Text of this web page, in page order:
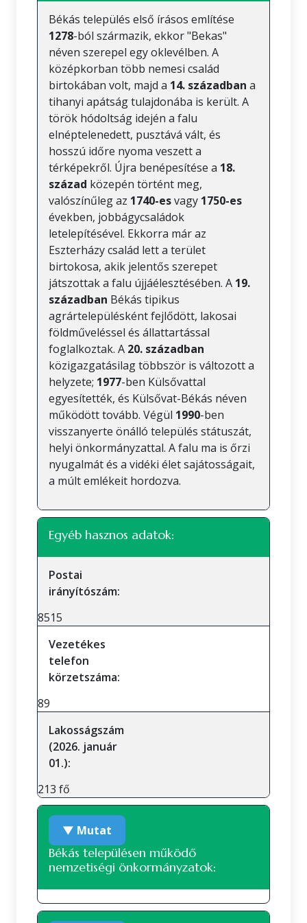
Békás település első írásos említése
1278-ból származik, ekkor "Bekas"
néven szerepel egy oklevélben. A
középkorban több nemesi család
birtokában volt, majd a 14. században a
tihanyi apátság tulajdonába is került. A
török hódoltság idején a falu
elnéptelenedett, pusztává vált, és
hosszú időre nyoma veszett a
térképekről. Újra benépesítése a 18.
század közepén történt meg,
valószínűleg az 1740-esvagy 1750-es
években, jobbágycsaládok
letelepítésével. Ekkorra már az
Eszterházy család lett a terület
birtokosa, akik jelentős szerepet
játszottak a falu újjáélesztésében. A 19.
században Békás tipikus
agrártelepülésként fejlődött, lakosai
földműveléssel és állattartással
foglalkoztak. A 20. században
közigazgatásilag többször is változott a
helyzete; 1977-ben Külsővattal
egyesítették, és Külsővat-Békás néven
működött tovább. Végül 1990-ben
visszanyerte önálló település státuszát,
helyi önkormányzattal. A falu ma is őrzi
nyugalmát és a vidéki élet sajátosságait,
a múlt emlékeit hordozva.
Egyéb hasznos adatok:
Postai
irányítószám:
8515
Vezetékes
telefon
körzetszáma:
89
Lakosságszám
(2026. január
01.):
213 fő
▼ Mutat
Békás településen működő
nemzetiségi önkormányzatok: